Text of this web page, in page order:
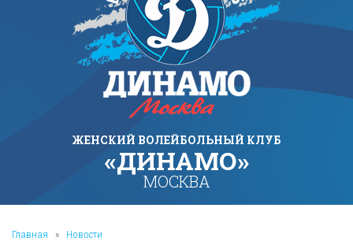
ЖЕНСКИЙ ВОЛЕЙБОЛЬНЫЙ КЛУБ
«ДИНАМО»
МОСКВА
Главная » Новости